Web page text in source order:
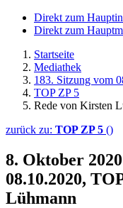
Direkt zum
Direkt zum
Startseite
Mediathek
183. Sitzung vom
TOP ZP 5
Rede von Kirsten
zurück zu: TOP ZP 5 ()
8. Oktober 2020
08.10.2020,
Lühmann